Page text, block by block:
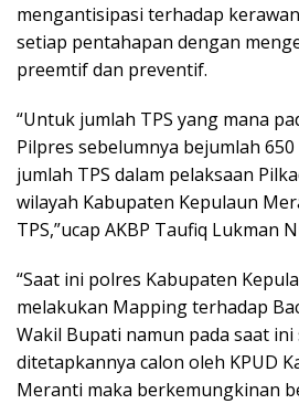
mengantisipasi terhadap
setiap pentahapan dengan
preemtif dan preventif.
“Untuk jumlah TPS yang mana
Pilpres sebelumnya bejumlah
jumlah TPS dalam pelaksaan
wilayah Kabupaten Kepulaun
TPS,”ucap AKBP Taufiq Lukman
“Saat ini polres Kabupaten
melakukan Mapping terhadap
Wakil Bupati namun pada saat ini
ditetapkannya calon oleh KPUD
Meranti maka berkemungkinan